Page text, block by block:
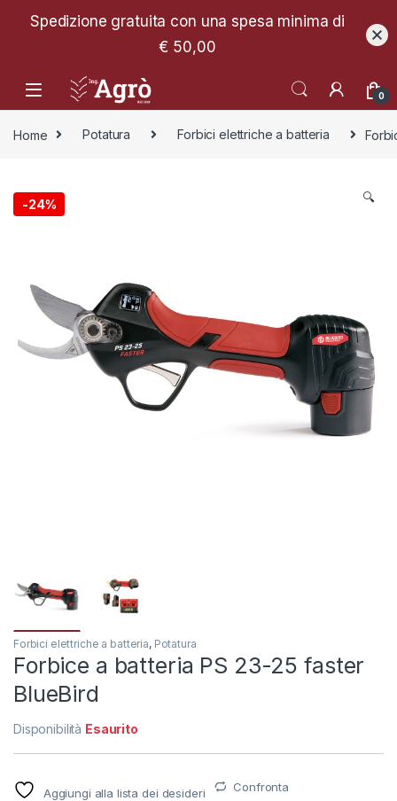
0
Home Potatura Forbici elettriche a batteria
-24% 🔍
Forbici elettriche a batteria, Potatura
Forbice a batteria PS 23-25 faster
BlueBird
Disponibilità Esaurito
Aggiungi alla lista dei desideri Confronta
Spedizione gratuita con una spesa minima di
€ 50,00